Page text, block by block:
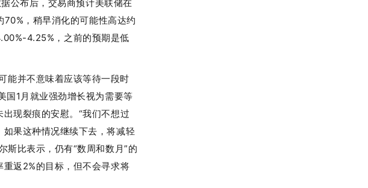
公布后，交易商预计美联储在
，稍早消化的可能性高达约
4.25%，之前的预期是低
能并不意味着应该等待一段时
国1月就业强劲增长视为需要等
现裂痕的安慰。“我们不想过
果这种情况继续下去，将减轻
斯比表示，仍有“数周和数月”的
返2%的目标，但不会寻求将